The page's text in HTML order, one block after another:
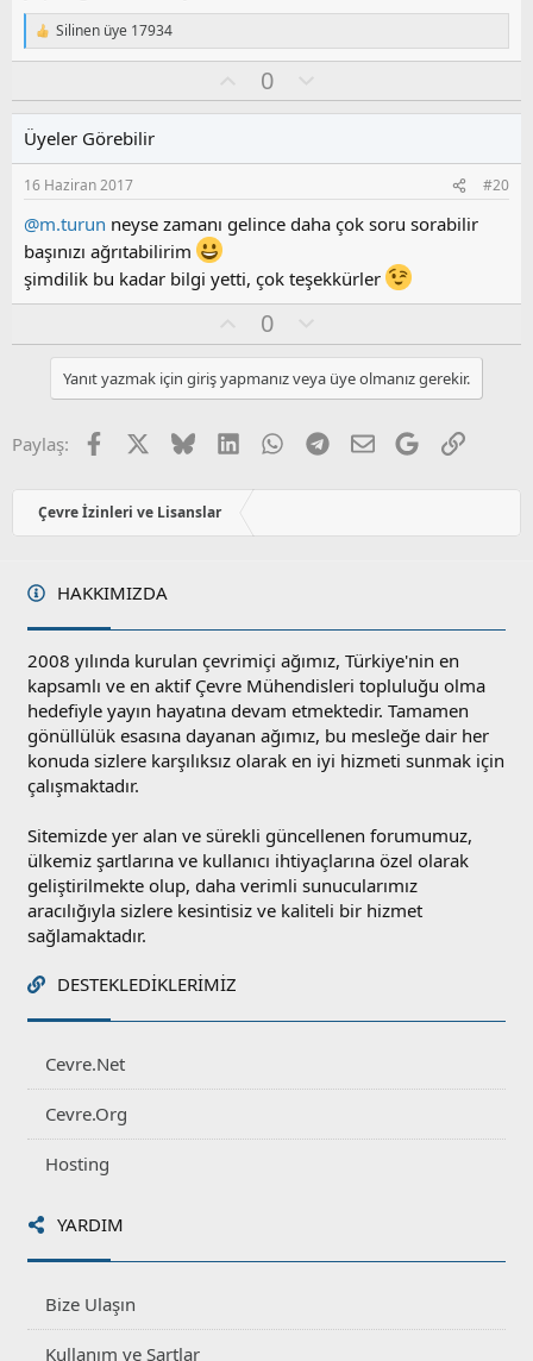
T
e
i
l
e
r
:
Silinen üye 17934
y
0
l
s
u
z
y
l
Üyeler Görebilir
16 Haziran 2017 #20
@m.turun neyse zamanı gelince daha çok soru sorabilir
başınızı ağrıtabilirim
şimdilik bu kadar bilgi yetti, çok teşekkürler
y
l
a
0
l
u
m
u
z
o
l
Yanıt yazmak için giriş yapmanız veya üye olmanız gerekir.
Paylaş: Facebook BlueskyLinkedInWhatsApp
Telegram
E-postaGoogleLink
Çevre İzinleri ve Lisanslar
HAKKIMIZDA
2008 yılında kurulan çevrimiçi ağımız, Türkiye'nin en
kapsamlı ve en aktif Çevre Mühendisleri topluluğu olma
hedefiyle yayın hayatına devam etmektedir. Tamamen
gönüllülük esasına dayanan ağımız, bu mesleğe dair her
konuda sizlere karşılıksız olarak en iyi hizmeti sunmak için
çalışmaktadır.
Sitemizde yer alan ve sürekli güncellenen forumumuz,
ülkemiz şartlarına ve kullanıcı ihtiyaçlarına özel olarak
geliştirilmekte olup, daha verimli sunucularımız
aracılığıyla sizlere kesintisiz ve kaliteli bir hizmet
sağlamaktadır.
DESTEKLEDIKLERIMIZ
Cevre.Net
Cevre.Org
Hosting
YARDIM
Bize Ulaşın
Kullanım ve Şartlar